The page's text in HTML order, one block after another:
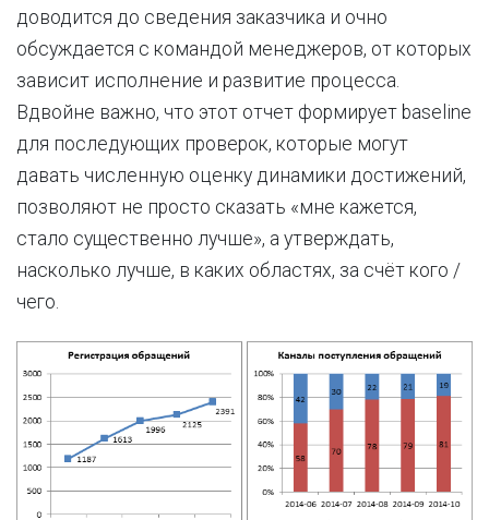
доводится до сведения заказчика и очно
обсуждается с командой менеджеров, от которых
зависит исполнение и развитие процесса.
Вдвойне важно, что этот отчет формирует baseline
для последующих проверок, которые могут
давать численную оценку динамики достижений,
позволяют не просто сказать «мне кажется,
стало существенно лучше», а утверждать,
насколько лучше, в каких областях, за счёт кого /
чего.